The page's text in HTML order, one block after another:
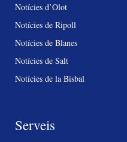
Notícies d’Olot
Notícies de Ripoll
Notícies de Blanes
Notícies de Salt
Notícies de la Bisbal
Serveis